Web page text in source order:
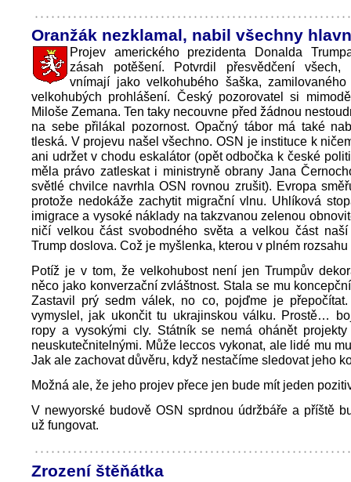
Oranžák nezklamal, nabil všechny
Projev amerického prezidenta Donalda
zásah potěšení. Potvrdil přesvědčení všech,
vnímají jako velkohubého šaška,
velkohubých prohlášení. Český pozorovatel si
Miloše Zemana. Ten taky necouvne před žádnou
na sebe přilákal pozornost. Opačný tábor má také
tleská. V projevu našel všechno. OSN je instituce k
ani udržet v chodu eskalátor (opět odbočka k české
měla právo zatleskat i ministryně obrany Jana
světlé chvilce navrhla OSN rovnou zrušit). Evropa
protože nedokáže zachytit migrační vlnu. Uhlíková
imigrace a vysoké náklady na takzvanou zelenou
ničí velkou část svobodného světa a velkou část naší
Trump doslova. Což je myšlenka, kterou v plném
Potíž je v tom, že velkohubost není jen Trumpův
něco jako konverzační zvláštnost. Stala se mu
Zastavil prý sedm válek, no co, pojďme je přepočítat.
vymyslel, jak ukončit tu ukrajinskou válku. Prostě…
ropy a vysokými cly. Státník se nemá ohánět
neuskutečnitelnými. Může leccos vykonat, ale lidé mu
Jak ale zachovat důvěru, když nestačíme sledovat jeho
Možná ale, že jeho projev přece jen bude mít jeden
V newyorské budově OSN sprdnou údržbáře a příště
už fungovat.
Zrození štěňátka